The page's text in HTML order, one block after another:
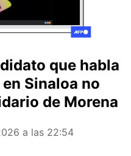
que habla
Sinaloa no
de Morena
a las 22:54